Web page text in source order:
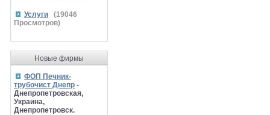
Услуги (19046
Просмотров)
Новые фирмы
ФОП Печник-
трубочист Днепр -
Днепропетровская,
Украина,
Днепропетровск.